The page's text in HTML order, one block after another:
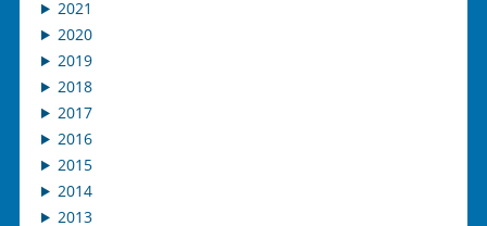
2021
2020
2019
2018
2017
2016
2015
2014
2013